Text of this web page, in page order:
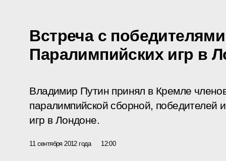
Встреча с
Паралимпийских игр в
Владимир Путин принял в Кремле
паралимпийской сборной, победителей
игр в Лондоне.
11 сентября 2012 года 12:00